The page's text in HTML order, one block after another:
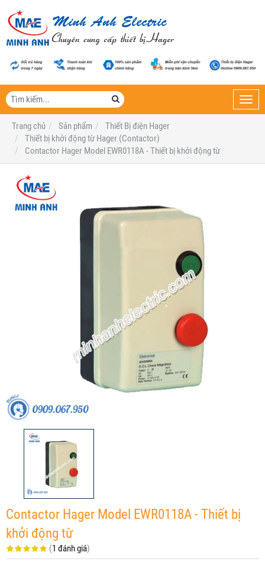
Trang chủ
Sản phẩm
Thiết Bị điện Hager
Thiết bị khởi động từ Hager (Contactor)
Contactor Hager Model EWR0118A - Thiết bị khởi động từ
Contactor Hager Model EWR0118A - Thiết bị
khởi động từ
(1 đánh giá)